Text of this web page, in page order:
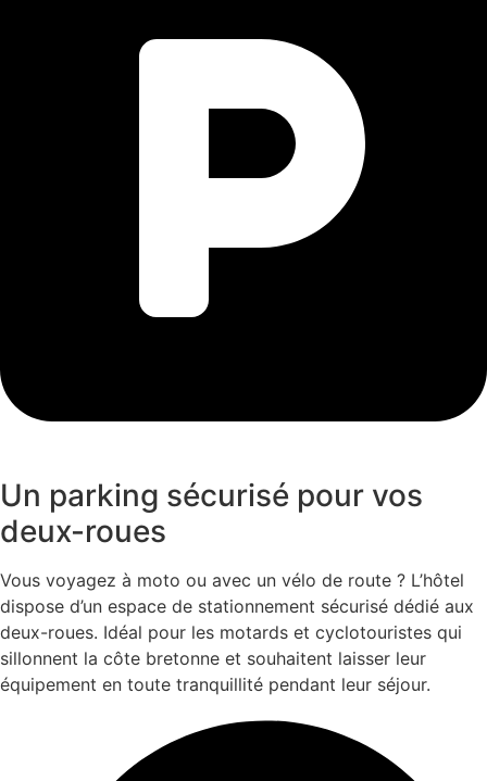
Un parking sécurisé pour vos
deux-roues
Vous voyagez à moto ou avec un vélo de route ? L’hôtel
dispose d’un espace de stationnement sécurisé dédié aux
deux-roues. Idéal pour les motards et cyclotouristes qui
sillonnent la côte bretonne et souhaitent laisser leur
équipement en toute tranquillité pendant leur séjour.